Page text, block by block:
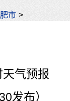
市 >
气预报
发布）